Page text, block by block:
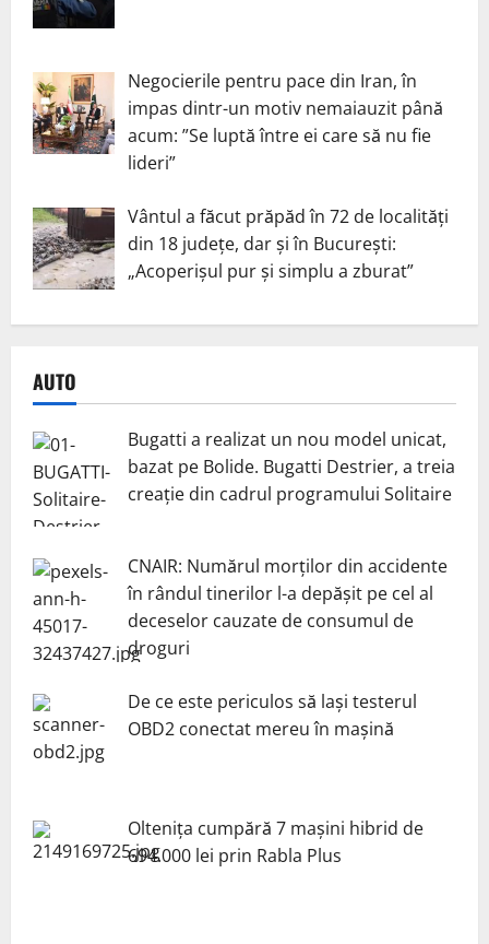
Negocierile pentru pace din Iran, în
impas dintr-un motiv nemaiauzit până
acum: ”Se luptă între ei care să nu fie
lideri”
Vântul a făcut prăpăd în 72 de localități
din 18 județe, dar și în București:
„Acoperișul pur și simplu a zburat”
AUTO
Bugatti a realizat un nou model unicat,
bazat pe Bolide. Bugatti Destrier, a treia
creație din cadrul programului Solitaire
CNAIR: Numărul morților din accidente
în rândul tinerilor l-a depășit pe cel al
deceselor cauzate de consumul de
droguri
De ce este periculos să lași testerul
OBD2 conectat mereu în mașină
Oltenița cumpără 7 mașini hibrid de
694.000 lei prin Rabla Plus